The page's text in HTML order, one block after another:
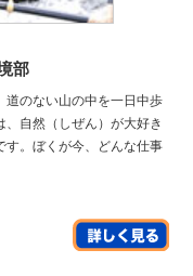
部
道のない山の中を一日中歩
、自然（しぜん）が大好き
す。ぼくが今、どんな仕事